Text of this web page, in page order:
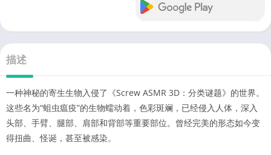
描述
一种神秘的寄生生物入侵了《Screw ASMR 3D：分类谜题》的世界。
这些名为“蛆虫瘟疫”的生物蠕动着，色彩斑斓，已经侵入人体，深入
头部、手臂、腿部、肩部和背部等重要部位。曾经完美的形态如今变
得扭曲、怪诞，甚至被感染。